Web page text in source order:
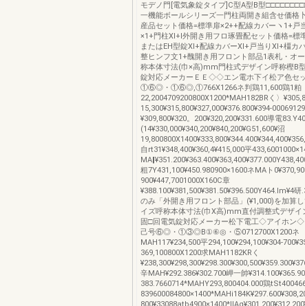
モデノ門[電気象錠タイプ]C型A型B型
一機能ボールシリーズ一門柱両開き組含せ価格
産品セット価格=標準扉×2++配線カバーヽ1+戸
×1+門柱Xl+l外開き用フロ琢畳配セット価格=標
またはEH型錠Xl+配線カバーXl+戸当りXl+橿カ
整ヒンフ文1+醜開き用フロント部品1表札・オ
称本体寸法(巾×高)mm門柱式デザイン呼称樫B
錠対応メーカーＥＥ◇◇エン電ホ下イ松ア色セ
①⑥◎・①⑥◎,①766X1266ネ判鶏11,600鶏1粕
22,2004709200800X1200*MAH182BRく〉
¥309,800¥320。200¥320,200¥331.600導電
(14¥330,000¥340,200¥840,200¥G51,600¥沼
自rt31¥348,400¥360,4¥415,000平
粗7Y431,100¥450.980900×1600ネMAト
900¥447,7001000X160C章
¥388.100¥381,500¥381.50¥396.500Y464.lm¥4
のみ「外開き用フロント部品」(¥1,000)を加算
イズ呼称本体寸法(巾X高)mm直付調整式デザイ
固□回電気錠対応メーカー松下電工◇アイホン
己号⑥◎・①③◎B①⑥◎・⑤0712700X1200ネ
MAH117¥234,500平
369,100800X1200求MAH1182KRく
辛MAH¥292.386¥302.700岬一帥
383.7660714*MAHY293,800404.000鶏